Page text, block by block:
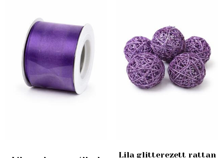
Lila glitterezett rattan